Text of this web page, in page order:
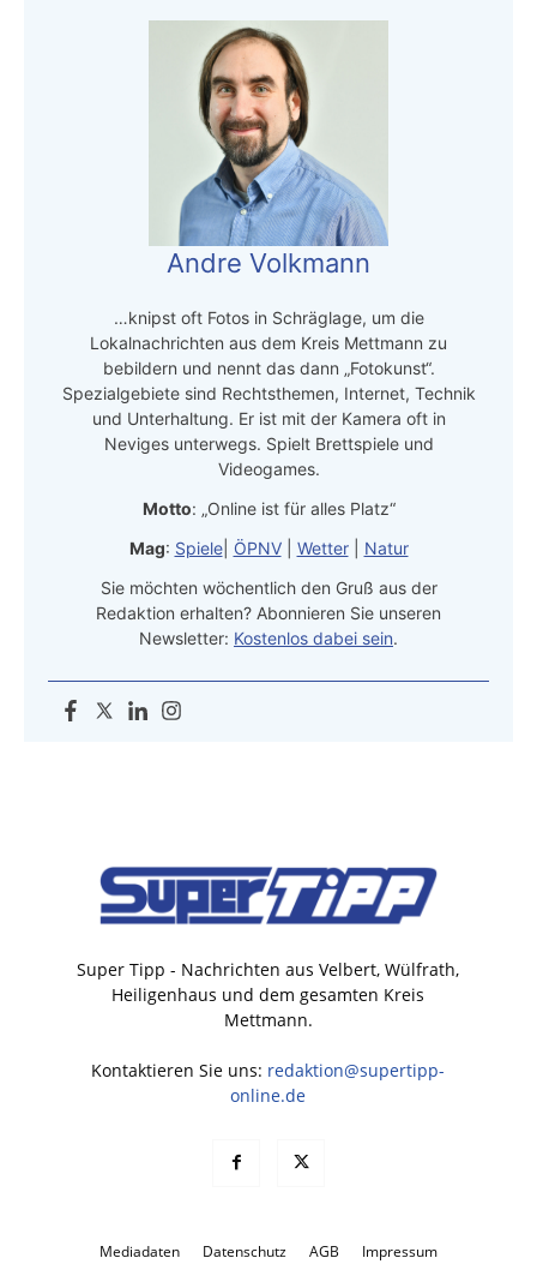
Andre Volkmann
…knipst oft Fotos in Schräglage, um die
Lokalnachrichten aus dem Kreis Mettmann zu
bebildern und nennt das dann „Fotokunst“.
Spezialgebiete sind Rechtsthemen, Internet, Technik
und Unterhaltung. Er ist mit der Kamera oft in
Neviges unterwegs. Spielt Brettspiele und
Videogames.
Motto: „Online ist für alles Platz“
Mag: Spiele| ÖPNV| Wetter| Natur
Sie möchten wöchentlich den Gruß aus der
Redaktion erhalten? Abonnieren Sie unseren
Newsletter: Kostenlos dabei sein.
Super Tipp - Nachrichten aus Velbert, Wülfrath,
Heiligenhaus und dem gesamten Kreis
Mettmann.
Kontaktieren Sie uns: redaktion@supertipp-
online.de
Mediadaten Datenschutz AGB Impressum